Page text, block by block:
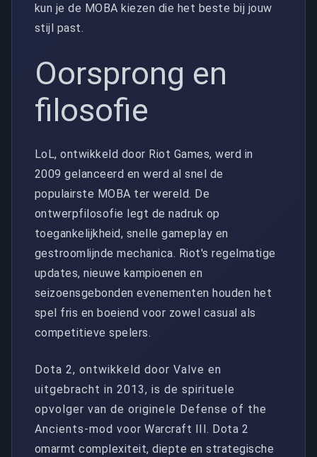
kun je de MOBA kiezen die het beste bij jouw
stijl past.
Oorsprong en
filosofie
LoL, ontwikkeld door Riot Games, werd in
2009 gelanceerd en werd al snel de
populairste MOBA ter wereld. De
ontwerpfilosofie legt de nadruk op
toegankelijkheid, snelle gameplay en
gestroomlijnde mechanica. Riot's regelmatige
updates, nieuwe kampioenen en
seizoensgebonden evenementen houden het
spel fris en boeiend voor zowel casual als
competitieve spelers.
Dota 2, ontwikkeld door Valve en
uitgebracht in 2013, is de spirituele
opvolger van de originele Defense of the
Ancients-mod voor Warcraft III. Dota 2
omarmt complexiteit, diepte en strategische